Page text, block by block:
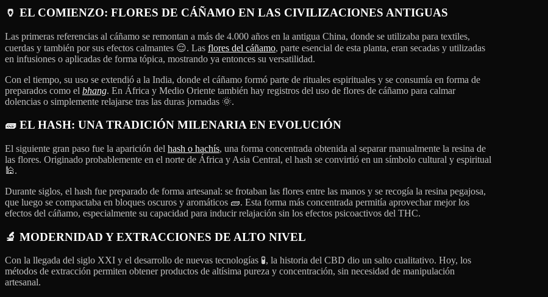
🏺 EL COMIENZO: FLORES DE CÁÑAMO EN LAS CIVILIZACIONES ANTIGUAS
Las primeras referencias al cáñamo se remontan a más de 4.000 años en la antigua China, donde se utilizaba para textiles,
cuerdas y también por sus efectos calmantes 😌. Las flores del cáñamo, parte esencial de esta planta, eran secadas y utilizadas
en infusiones o aplicadas de forma tópica, mostrando ya entonces su versatilidad.
Con el tiempo, su uso se extendió a la India, donde el cáñamo formó parte de rituales espirituales y se consumía en forma de
preparados como el bhang. En África y Medio Oriente también hay registros del uso de flores de cáñamo para calmar
dolencias o simplemente relajarse tras las duras jornadas 🌞.
🧱 EL HASH: UNA TRADICIÓN MILENARIA EN EVOLUCIÓN
El siguiente gran paso fue la aparición del hash o hachís, una forma concentrada obtenida al separar manualmente la resina de
las flores. Originado probablemente en el norte de África y Asia Central, el hash se convirtió en un símbolo cultural y espiritual
🕌.
Durante siglos, el hash fue preparado de forma artesanal: se frotaban las flores entre las manos y se recogía la resina pegajosa,
que luego se compactaba en bloques oscuros y aromáticos 🧱. Esta forma más concentrada permitía aprovechar mejor los
efectos del cáñamo, especialmente su capacidad para inducir relajación sin los efectos psicoactivos del THC.
🔬 MODERNIDAD Y EXTRACCIONES DE ALTO NIVEL
Con la llegada del siglo XXI y el desarrollo de nuevas tecnologías 🧪, la historia del CBD dio un salto cualitativo. Hoy, los
métodos de extracción permiten obtener productos de altísima pureza y concentración, sin necesidad de manipulación
artesanal.